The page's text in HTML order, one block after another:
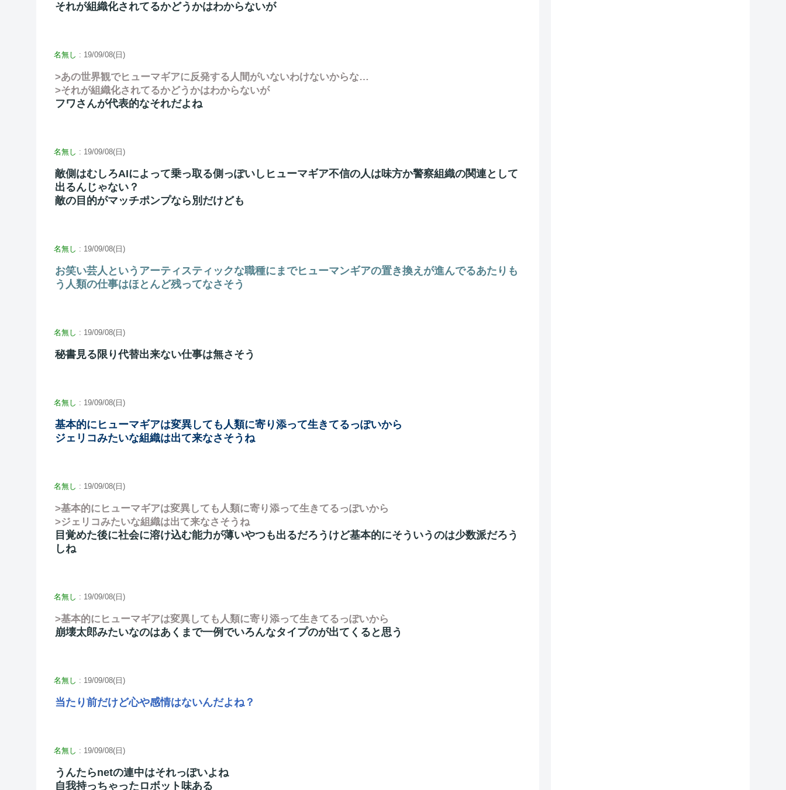
それが組織化されてるかどうかはわからないが
名無し : 19/09/08(日)
>あの世界観でヒューマギアに反発する人間がいないわけないからな…
>それが組織化されてるかどうかはわからないが
フワさんが代表的なそれだよね
名無し : 19/09/08(日)
敵側はむしろAIによって乗っ取る側っぽいしヒューマギア不信の人は味方か警察組織の関連として
出るんじゃない？
敵の目的がマッチポンプなら別だけども
名無し : 19/09/08(日)
お笑い芸人というアーティスティックな職種にまでヒューマンギアの置き換えが進んでるあたりも
う人類の仕事はほとんど残ってなさそう
名無し : 19/09/08(日)
秘書見る限り代替出来ない仕事は無さそう
名無し : 19/09/08(日)
基本的にヒューマギアは変異しても人類に寄り添って生きてるっぽいから
ジェリコみたいな組織は出て来なさそうね
名無し : 19/09/08(日)
>基本的にヒューマギアは変異しても人類に寄り添って生きてるっぽいから
>ジェリコみたいな組織は出て来なさそうね
目覚めた後に社会に溶け込む能力が薄いやつも出るだろうけど基本的にそういうのは少数派だろう
しね
名無し : 19/09/08(日)
>基本的にヒューマギアは変異しても人類に寄り添って生きてるっぽいから
崩壊太郎みたいなのはあくまで一例でいろんなタイプのが出てくると思う
名無し : 19/09/08(日)
当たり前だけど心や感情はないんだよね？
名無し : 19/09/08(日)
うんたらnetの連中はそれっぽいよね
自我持っちゃったロボット味ある